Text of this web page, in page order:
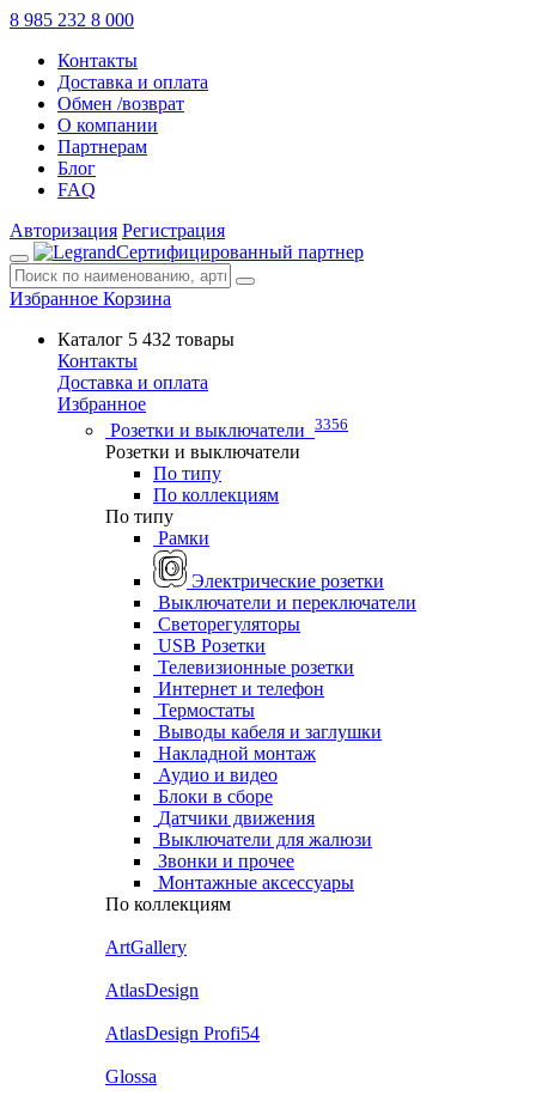
8 985 232 8 000
Контакты
Доставка и оплата
Обмен /возврат
О компании
Партнерам
Блог
FAQ
Авторизация Регистрация
Сертифицированный партнер
Избранное Корзина
Каталог 5 432 товары
Контакты
Доставка и оплата
Избранное
Розетки и выключатели 3356
Розетки и выключатели
По типу
По коллекциям
По типу
Рамки
Электрические розетки
Выключатели и переключатели
Светорегуляторы
USB Розетки
Телевизионные розетки
Интернет и телефон
Термостаты
Выводы кабеля и заглушки
Накладной монтаж
Аудио и видео
Блоки в сборе
Датчики движения
Выключатели для жалюзи
Звонки и прочее
Монтажные аксессуары
По коллекциям
ArtGallery
AtlasDesign
AtlasDesign Profi54
Glossa